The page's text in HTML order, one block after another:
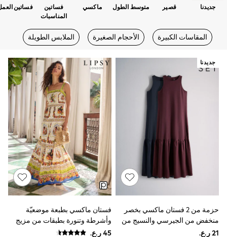
Swimwear & Beachwear
Tops & T-Shirts
Jumpsuits & Playsuits
Shorts & Skirts
Sun Hats & Caps
Women's Holiday Shop
Women's Travel Styles
Dresses
Linen Collection
Tops & T-Shirts
Cover Ups & Kaftans
Sandals
Swimwear
Jumpsuits & Playsuits
Beachwear
Skirts
Sunglasses
Sun Hats & Caps
Resort Styles
Boys' Holiday Shop
جديدنا قصير متوسط الطول ماكسي
فساتين
المناسبات
فساتين
المقاسات الكبيرة الأحجام الصغيرة الملابس الطويلة
جديدنا
حزمة من 2 فستان ماكسي بخصر
منخفض من الجيرسي والنسيج من
The Set
فستان ماكسي بطبعة موضعيّة
وأشرطة وتنورة بطبقات من مزيج
القطن والفيسكوز من Lipsy